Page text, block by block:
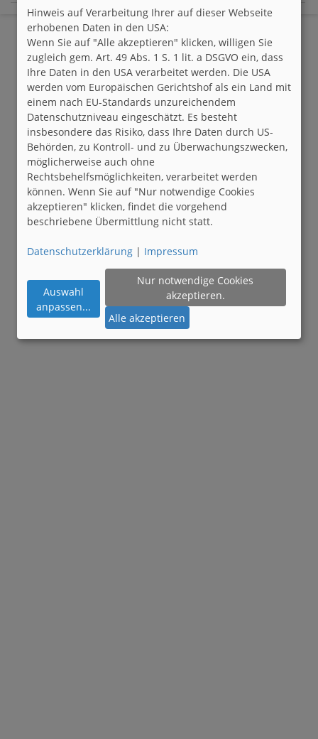
Hinweis auf Verarbeitung Ihrer auf dieser Webseite
erhobenen Daten in den USA:
Wenn Sie auf "Alle akzeptieren" klicken, willigen Sie
zugleich gem. Art. 49 Abs. 1 S. 1 lit. a DSGVO ein, dass
Ihre Daten in den USA verarbeitet werden. Die USA
werden vom Europäischen Gerichtshof als ein Land mit
einem nach EU-Standards unzureichendem
Datenschutzniveau eingeschätzt. Es besteht
insbesondere das Risiko, dass Ihre Daten durch US-
Behörden, zu Kontroll- und zu Überwachungszwecken,
möglicherweise auch ohne
Rechtsbehelfsmöglichkeiten, verarbeitet werden
können. Wenn Sie auf "Nur notwendige Cookies
akzeptieren" klicken, findet die vorgehend
beschriebene Übermittlung nicht statt.
Datenschutzerklärung | Impressum
Auswahl
anpassen...
Nur notwendige Cookies
akzeptieren.
Alle akzeptieren